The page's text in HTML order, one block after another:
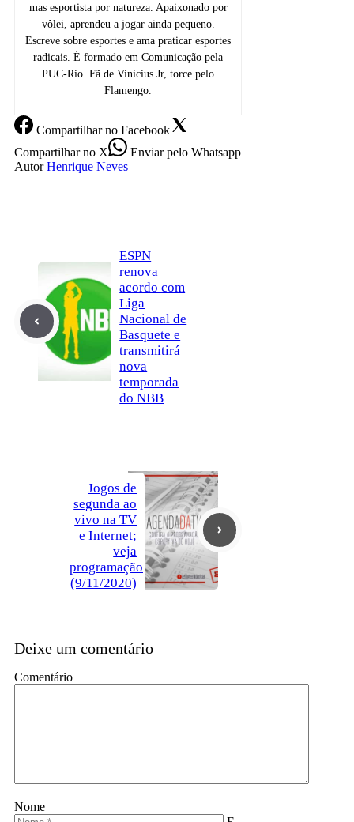
mas esportista por natureza. Apaixonado por
vôlei, aprendeu a jogar ainda pequeno.
Escreve sobre esportes e ama praticar esportes
radicais. É formado em Comunicação pela
PUC-Rio. Fã de Vinicius Jr, torce pelo
Flamengo.
Compartilharno Facebook
Compartilharno X Enviarpelo Whatsapp
Autor Henrique Neves
ESPN
renova
acordo com
Liga
Nacional de
Basquete e
transmitirá
nova
temporada
do NBB
Jogos de
segunda ao
vivo na TV
e Internet;
veja
programação
(9/11/2020)
Deixe um comentário
Comentário
Nome